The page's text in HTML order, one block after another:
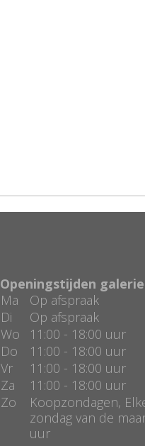
Openingstijden
Ma
Op afspraak
Di
Op afspraak
Wo
11:00 - 18:00 uur
Do
11:00 - 18:00 uur
Vr
11:00 - 18:00 uur
Za
11:00 - 18:00 uur
Zo
Koopzondagen,
zondag van de
uur